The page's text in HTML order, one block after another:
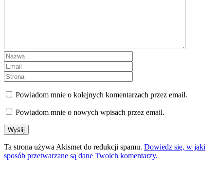
Powiadom mnie o kolejnych komentarzach przez email.
Powiadom mnie o nowych wpisach przez email.
Ta strona używa Akismet do redukcji spamu. Dowiedz się, w jaki
sposób przetwarzane są dane Twoich komentarzy.